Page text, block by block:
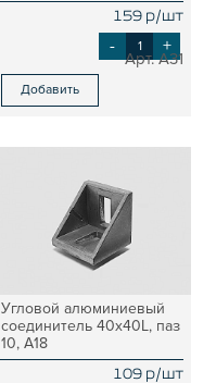
159 р/шт
- +
A31
Добавить
Угловой алюминиевый
соединитель 40х40L, паз
10, A18
109 р/шт